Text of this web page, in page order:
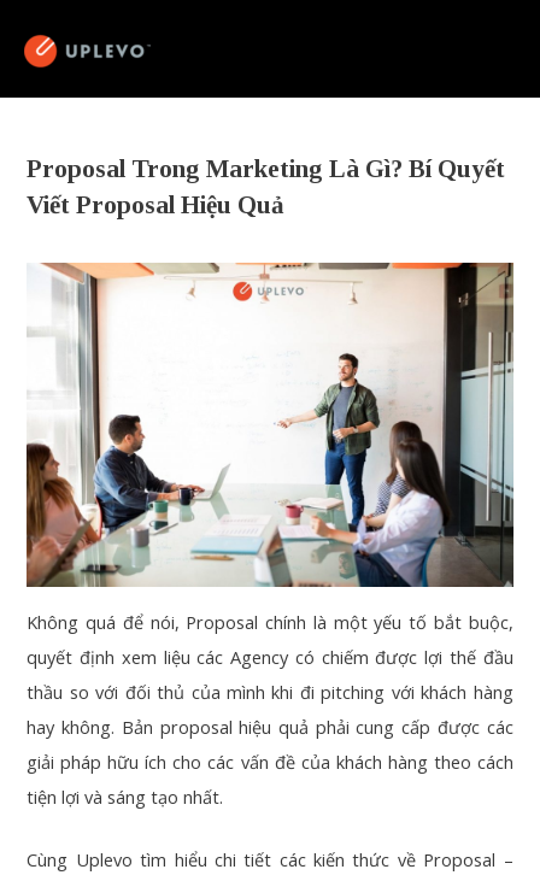
Proposal Trong Marketing Là Gì? Bí Quyết
Viết Proposal Hiệu Quả
Không quá để nói, Proposal chính là một yếu tố bắt buộc,
quyết định xem liệu các Agency có chiếm được lợi thế đầu
thầu so với đối thủ của mình khi đi pitching với khách hàng
hay không. Bản proposal hiệu quả phải cung cấp được các
giải pháp hữu ích cho các vấn đề của khách hàng theo cách
tiện lợi và sáng tạo nhất.
Cùng Uplevo tìm hiểu chi tiết các kiến thức về Proposal –